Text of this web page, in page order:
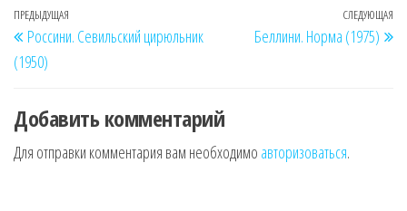
Навигация
по
записям
Предыдущая
запись
ПРЕДЫДУЩАЯ
Россини. Севильский цирюльник
(1950)
СЛЕДУЮЩАЯ
Беллини. Норма (1975)
Добавить комментарий
Для отправки комментария вам необходимо авторизоваться.